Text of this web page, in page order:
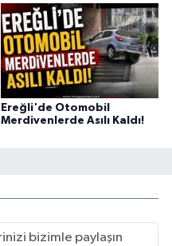
Ereğli'de Otomobil
Merdivenlerde Asılı Kaldı!